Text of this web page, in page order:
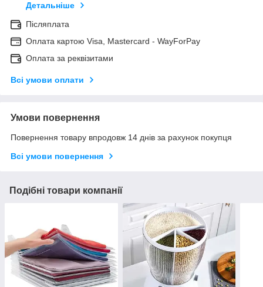
Детальніше
Післяплата
Оплата картою Visa, Mastercard - WayForPay
Оплата за реквізитами
Всі умови оплати
Умови повернення
Повернення товару впродовж 14 днів за рахунок покупця
Всі умови повернення
Подібні товари компанії